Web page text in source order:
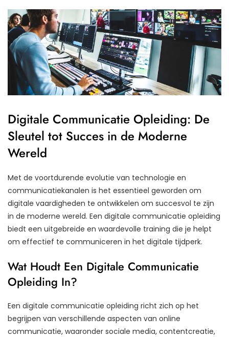
Digitale Communicatie Opleiding: De
Sleutel tot Succes in de Moderne
Wereld
Met de voortdurende evolutie van technologie en
communicatiekanalen is het essentieel geworden om
digitale vaardigheden te ontwikkelen om succesvol te zijn
in de moderne wereld. Een digitale communicatie opleiding
biedt een uitgebreide en waardevolle training die je helpt
om effectief te communiceren in het digitale tijdperk.
Wat Houdt Een Digitale Communicatie
Opleiding In?
Een digitale communicatie opleiding richt zich op het
begrijpen van verschillende aspecten van online
communicatie, waaronder sociale media, contentcreatie,